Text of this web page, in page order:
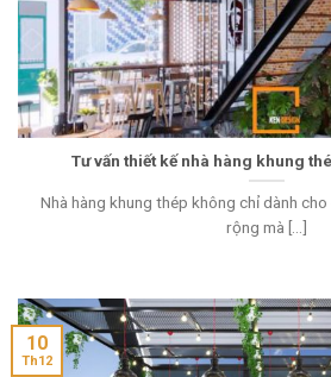
Tư vấn thiết kế nhà hàng khung
Nhà hàng khung thép không chỉ dành
rộng mà [...]
10
Th12